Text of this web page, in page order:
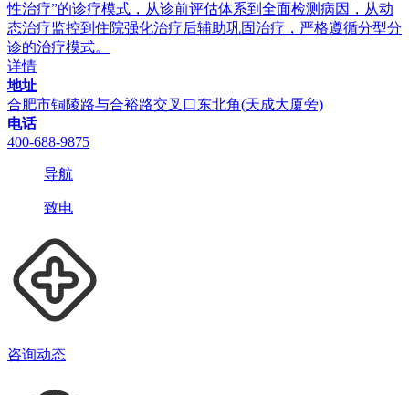
性治疗”的诊疗模式，从诊前评估体系到全面检测病因，从动
态治疗监控到住院强化治疗后辅助巩固治疗，严格遵循分型分
诊的治疗模式。
详情
地址
合肥市铜陵路与合裕路交叉口东北角(天成大厦旁)
电话
400-688-9875
导航
致电
咨询动态